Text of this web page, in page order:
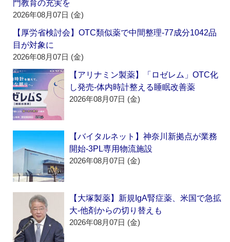
門教育の充実を
2026年08月07日 (金)
【厚労省検討会】OTC類似薬で中間整理‐77成分1042品
目が対象に
2026年08月07日 (金)
【アリナミン製薬】「ロゼレム」OTC化
し発売‐体内時計整える睡眠改善薬
2026年08月07日 (金)
【バイタルネット】神奈川新拠点が業務
開始‐3PL専用物流施設
2026年08月07日 (金)
【大塚製薬】新規IgA腎症薬、米国で急拡
大‐他剤からの切り替えも
2026年08月07日 (金)